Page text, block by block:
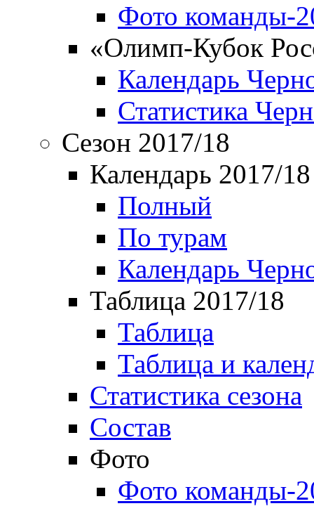
Фото команды-
«Олимп-Кубок
Календарь
Статистика
Сезон 2017/18
Календарь 2017/18
Полный
По турам
Календарь
Таблица 2017/18
Таблица
Таблица и
Статистика сезона
Состав
Фото
Фото команды-